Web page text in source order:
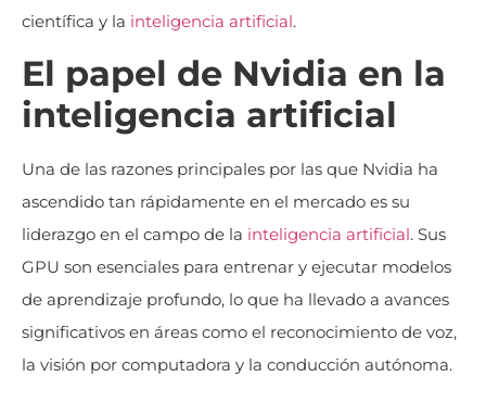
científica y la inteligencia artificial.
El papel de Nvidia en la
inteligencia artificial
Una de las razones principales por las que Nvidia ha
ascendido tan rápidamente en el mercado es su
liderazgo en el campo de la inteligencia artificial. Sus
GPU son esenciales para entrenar y ejecutar modelos
de aprendizaje profundo, lo que ha llevado a avances
significativos en áreas como el reconocimiento de voz,
la visión por computadora y la conducción autónoma.